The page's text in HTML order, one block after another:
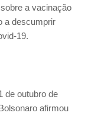
a vacinação
a descumprir
19.
de outubro de
afirmou